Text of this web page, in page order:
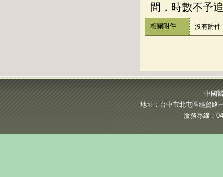
間，時數不予
相關附件 沒有附件
中國
地址：台中市北屯區經貿路
服務專線：